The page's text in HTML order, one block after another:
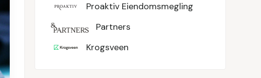
Proaktiv Eiendomsmegling
Partners
Krogsveen